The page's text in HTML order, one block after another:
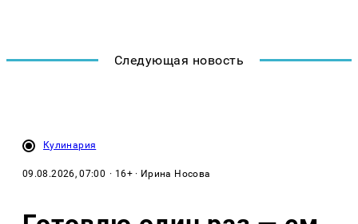
Следующая новость
Кулинария
09.08.2026, 07:00 · 16+ · Ирина Носова